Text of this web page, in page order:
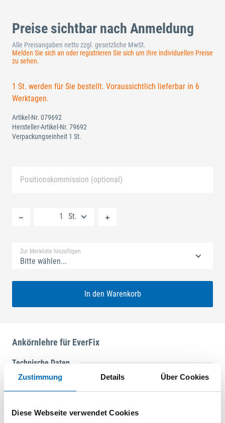
Zustimmung Details Über Cookies
Diese Webseite verwendet Cookies
Preise sichtbar nach Anmeldung
Alle Preisangaben netto zzgl. gesetzliche MwSt.
Melden Sie sich an oder registrieren Sie sich um Ihre individuellen Preise
zu sehen.
1 St. werden für Sie bestellt. Voraussichtlich lieferbar in 6
Werktagen.
Artikel-Nr. 079692
Hersteller-Artikel-Nr. 79692
Verpackungseinheit 1 St.
Positionskommission (optional)
St.
Zur Merkliste hinzufügen
Bitte wählen...
In den Warenkorb
Ankörnlehre für EverFix
Technische Daten